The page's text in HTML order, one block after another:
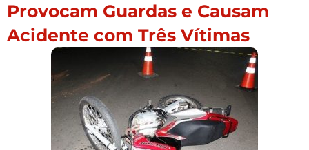
Provocam Guardas e Causam
Acidente com Três Vítimas